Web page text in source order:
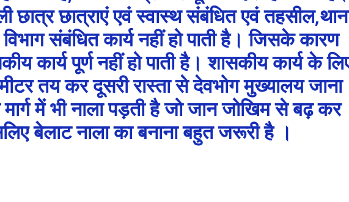
छात्राएं एवं स्वास्थ संबंधित एवं
संबंधित कार्य नहीं हो पाती है। जिसके कारण
कार्य पूर्ण नहीं हो पाती है। शासकीय कार्य के
तय कर दूसरी रास्ता से देवभोग मुख्यालय जाना
में भी नाला पड़ती है जो जान जोखिम से बढ़ कर
बेलाट नाला का बनाना बहुत जरूरी है ।